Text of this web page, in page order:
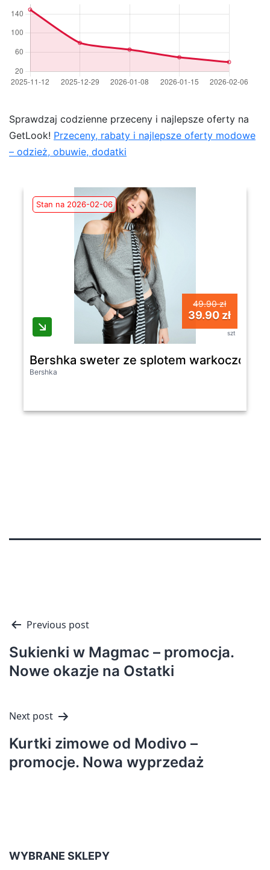
Sprawdzaj codzienne przeceny i najlepsze oferty na
GetLook! Przeceny, rabaty i najlepsze oferty modowe
– odzież, obuwie, dodatki
Stan na 2026-02-06
49.90 zł
39.90 zł
szt
Bershka sweter ze splotem
Bershka
Nawigacja
wpisu
Previous post
Sukienki w Magmac – promocja.
Nowe okazje na Ostatki
Next post
Kurtki zimowe od Modivo –
promocje. Nowa wyprzedaż
WYBRANE SKLEPY